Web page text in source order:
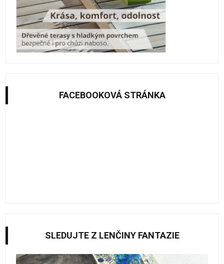
FACEBOOKOVÁ STRÁNKA
SLEDUJTE Z LENČINY FANTAZIE